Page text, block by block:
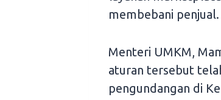
membebani penjual.
Menteri UMKM,
aturan tersebut
pengundangan di